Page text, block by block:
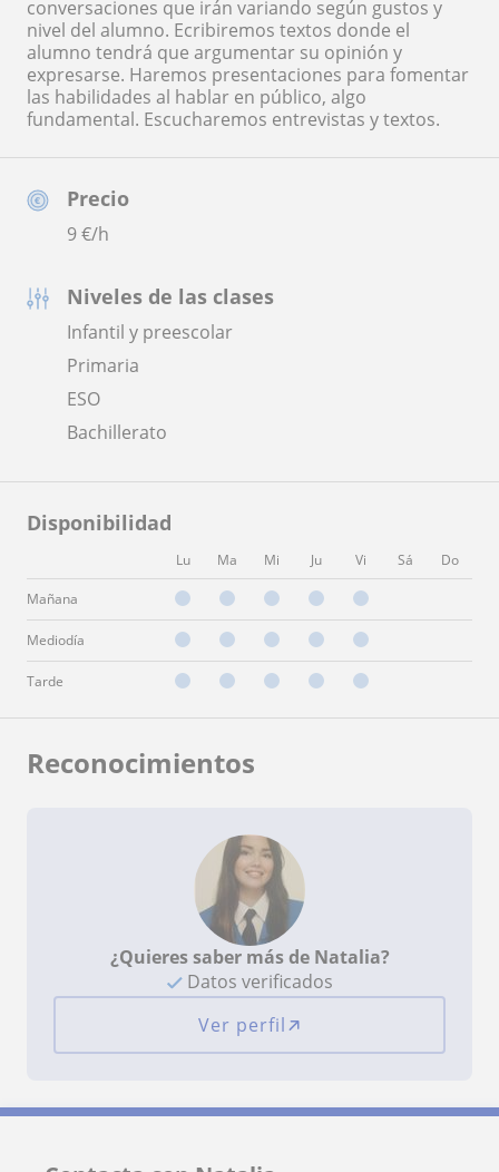
Precio
9€/h
Niveles de las clases
Infantil y preescolar
Primaria
ESO
Bachillerato
Disponibilidad
Lu Ma Mi Ju Vi Sá Do
Mañana
Mediodía
Tarde
conversaciones que irán variando según gustos y
nivel del alumno. Ecribiremos textos donde el
alumno tendrá que argumentar su opinión y
expresarse. Haremos presentaciones para fomentar
las habilidades al hablar en público, algo
fundamental. Escucharemos entrevistas y textos.
Reconocimientos
¿Quieres saber más de Natalia?
Datos verificados
Ver perfil